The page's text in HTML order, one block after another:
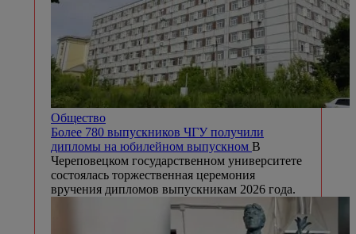
Общество
Более 780 выпускников ЧГУ получили
дипломы на юбилейном выпускном В
Череповецком государственном университете
состоялась торжественная церемония
вручения дипломов выпускникам 2026 года.